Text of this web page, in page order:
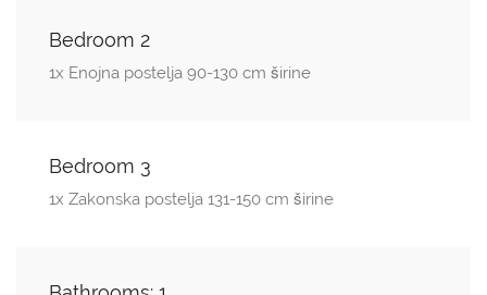
Bedroom 2
1x Enojna postelja 90-130 cm širine
Bedroom 3
1x Zakonska postelja 131-150 cm širine